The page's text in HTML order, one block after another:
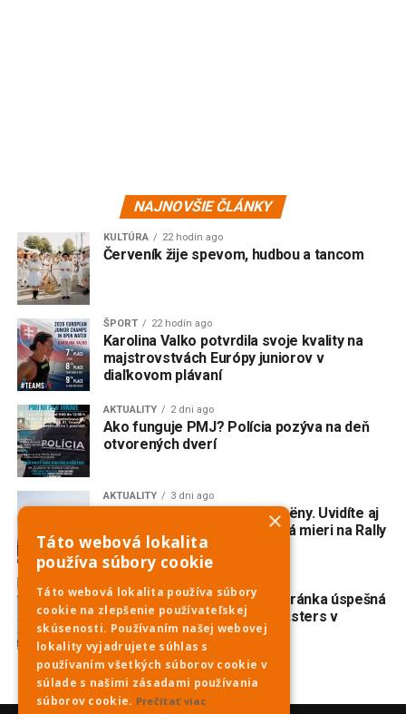
NAJNOVŠIE ČLÁNKY
KULTÚRA 22 hodín ago
Červeník žije spevom, hudbou a tancom
ŠPORT 22 hodín ago
Karolina Valko potvrdila svoje kvality na
majstrovstvách Európy juniorov v
diaľkovom plávaní
AKTUALITY 2 dni ago
Ako funguje PMJ? Polícia pozýva na deň
otvorených dverí
AKTUALITY 3 dni ago
Do Piešťan mieria opäť Citroëny. Uvidíte aj
dvojmotorovú „kačicu“, ktorá mieri na Rally
Dakar Classic
Veslovanie: Piešťanská veteránka úspešná
na prestížnej regate Euromasters v
Mníchove
×
Táto webová lokalita
používa súbory cookie
Táto webová lokalita používa súbory
cookie na zlepšenie používateľskej
skúsenosti. Používaním našej webovej
lokality vyjadrujete súhlas s
používaním všetkých súborov cookie v
súlade s našimi zásadami používania
súborov cookie. Prečítať viac